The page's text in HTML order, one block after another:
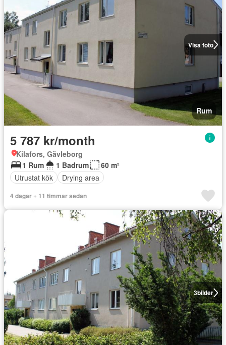
Visa foto
Rum
5 787 kr/month
Kilafors, Gävleborg
1 Rum
1 Badrum
60 m²
Utrustat kök
Drying area
4 dagar + 11 timmar sedan
3bilder